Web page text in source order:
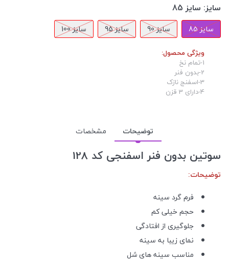
سایز: سایز 85
سایز 85 سایز 90 سایز 95 سایز 100
ویژگی محصول:
1-تمام نخ
2-بدون فنر
3-اسفنج نازک
4-دارای 3 قزن
توضیحات مشخصات
سوتین بدون فنر اسفنجی کد 128
توضیحات:
فرم گرد سینه
حجم خیلی کم
جلوگیری از افتادگی
نمای زیبا به سینه
مناسب سینه های شل